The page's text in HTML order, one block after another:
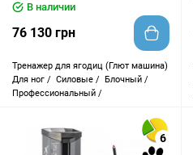
В наличии
76 130 грн
Тренажер для ягодиц (Глют машина)
Для ног / Силовые / Блочный /
Профессиональный /
6